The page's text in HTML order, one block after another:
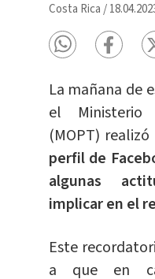
Costa Rica /
La mañana de
el Ministerio
(MOPT)
perfil de
algunas
implicar en el
Este
a que en